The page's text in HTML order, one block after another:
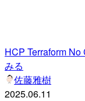
HCP Terraform
みる
佐藤雅樹
2025.06.11